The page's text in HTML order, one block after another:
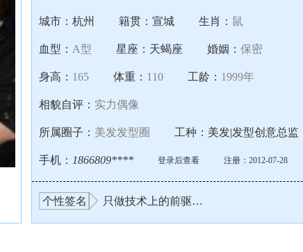
城市： 杭州 籍贯： 宣城 生肖： 鼠
血型： A型 星座： 天蝎座 婚姻： 保密
身高： 165 体重： 110 工龄： 1999年
相貌自评： 实力偶像
所属圈子： 美发发型圈 工种： 美发|发型创意总监
手机： 1866809**** 登录后查看 注册：2012-07-28
个性签名 只做技术上的前驱…